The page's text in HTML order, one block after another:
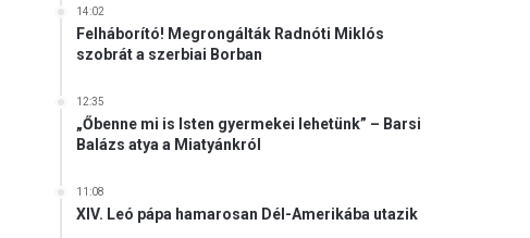
14:02
Felháborító! Megrongálták Radnóti Miklós
szobrát a szerbiai Borban
12:35
„Őbenne mi is Isten gyermekei lehetünk” – Barsi
Balázs atya a Miatyánkról
11:08
XIV. Leó pápa hamarosan Dél-Amerikába utazik